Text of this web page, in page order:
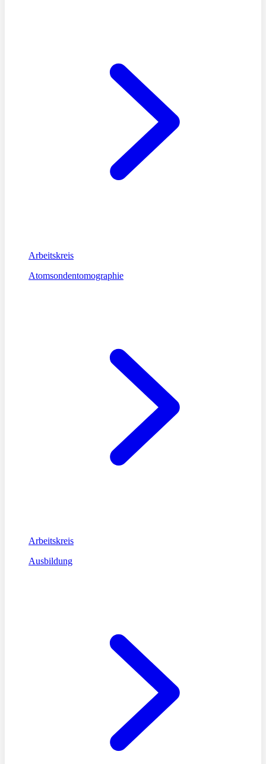
Arbeitskreis
Atomsondentomographie
Arbeitskreis
Ausbildung